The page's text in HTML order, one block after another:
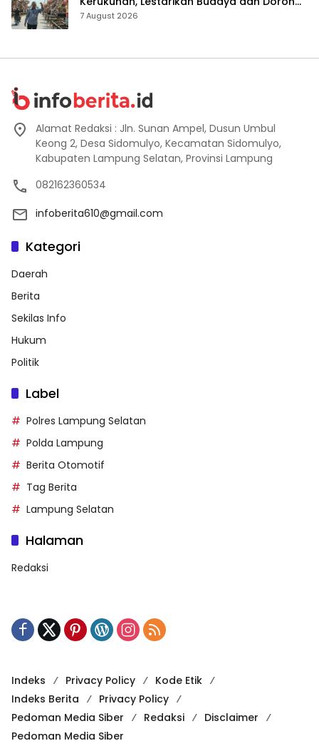
Pariwisata Lampung Selatan
7 August 2026
Alamat Redaksi : Jln. Sunan Ampel, Dusun Umbul
Keong 2, Desa Sidomulyo, Kecamatan Sidomulyo,
Kabupaten Lampung Selatan, Provinsi Lampung
082162360534
infoberita610@gmail.com
Kategori
Daerah
Berita
Sekilas Info
Hukum
Politik
Label
Polres Lampung Selatan
Polda Lampung
Berita Otomotif
Tag Berita
Lampung Selatan
Halaman
Redaksi
Indeks Privacy Policy
Kode Etik
Indeks Berita
Privacy Policy
Pedoman Media Siber
Redaksi
Disclaimer
Pedoman Media Siber